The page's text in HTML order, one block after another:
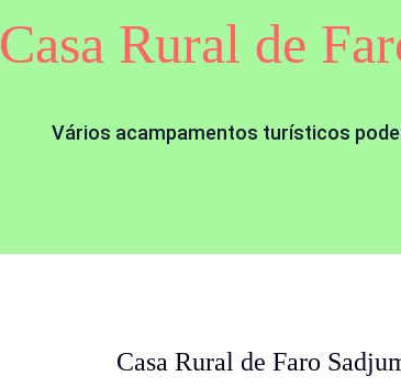
Casa Rural de
Vários acampamentos turísticos
Casa Rural de Faro